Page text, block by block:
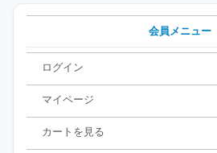
会員メニュー
ログイン
マイページ
カートを見る